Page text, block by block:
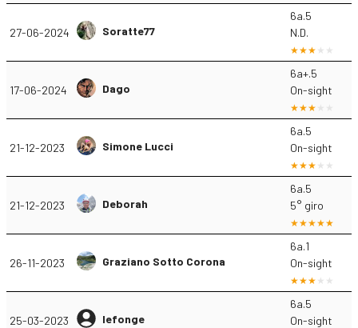
27-06-2024 Soratte77
6a.5
N.D.
17-06-2024 Dago
6a+.5
On-sight
21-12-2023 Simone Lucci
6a.5
On-sight
21-12-2023 Deborah
6a.5
5° giro
26-11-2023 Graziano Sotto Corona
6a.1
On-sight
25-03-2023 lefonge
6a.5
On-sight